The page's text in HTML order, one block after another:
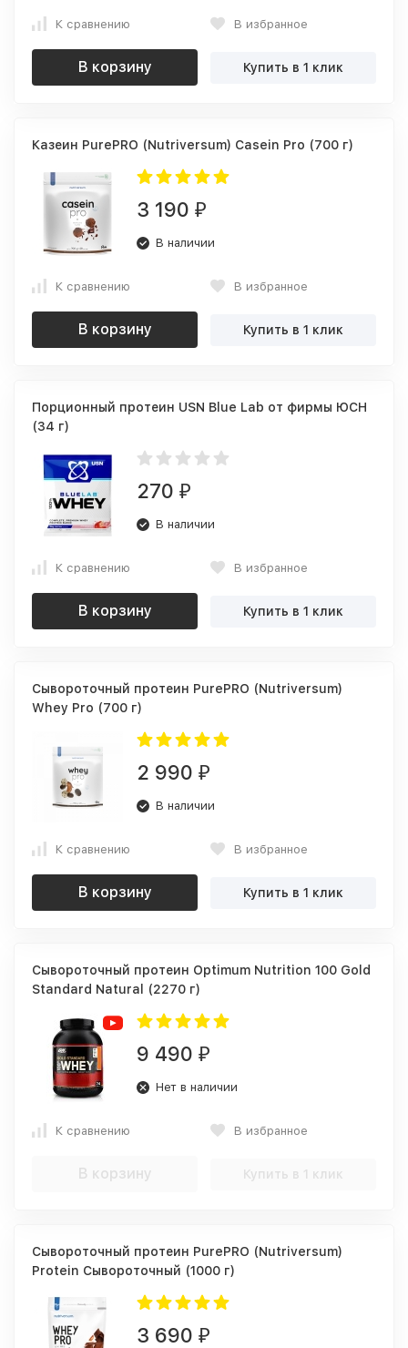
К сравнению В избранное
В корзину Купить в 1 клик
Казеин PurePRO (Nutriversum) Casein Pro (700 г)
3 190 ₽
В наличии
К сравнению В избранное
В корзину Купить в 1 клик
Порционный протеин USN Blue Lab от фирмы ЮСН
(34 г)
270 ₽
В наличии
К сравнению В избранное
В корзину Купить в 1 клик
Сывороточный протеин PurePRO (Nutriversum)
Whey Pro (700 г)
2 990 ₽
В наличии
К сравнению В избранное
В корзину Купить в 1 клик
Сывороточный протеин Optimum Nutrition 100 Gold
Standard Natural (2270 г)
9 490 ₽
Нет в наличии
К сравнению В избранное
В корзину Купить в 1 клик
Сывороточный протеин PurePRO (Nutriversum)
Protein Сывороточный (1000 г)
3 690 ₽